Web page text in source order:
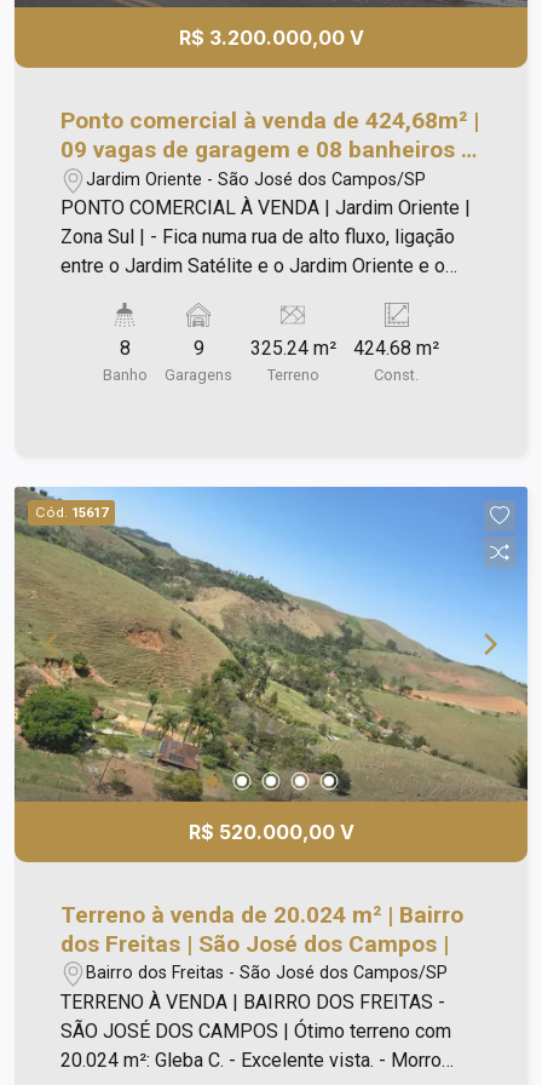
R$ 3.200.000,00 V
Ponto comercial à venda de 424,68m² |
09 vagas de garagem e 08 banheiros |
Jardim Oriente | São José dos Campos
|
Jardim Oriente - São José dos Campos/SP
PONTO COMERCIAL À VENDA | Jardim Oriente |
Zona Sul | - Fica numa rua de alto fluxo, ligação
entre o Jardim Satélite e o Jardim Oriente e o
com área Construida: 424,68 m² - Salão em
porcelanato. - Cozinha. - 08 banheiros, sendo 04
no piso superior, 02 no piso térreo e 02 no piso
8
Banho
9
Garagens
325.24 m²
Terreno
424.68 m²
Const.
Cód. 15617
R$ 520.000,00 V
Terreno à venda de 20.024 m² | Bairro
dos Freitas | São José dos Campos |
Bairro dos Freitas - São José dos Campos/SP
TERRENO À VENDA | BAIRRO DOS FREITAS -
SÃO JOSÉ DOS CAMPOS | Ótimo terreno com
20.024 m²: Gleba C. - Excelente vista. - Morro